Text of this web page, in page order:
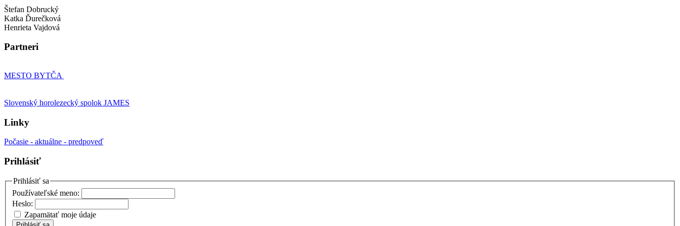
Štefan Dobrucký
Katka Ďurečková
Henrieta Vajdová
Partneri
MESTO BYTČA
Slovenský horolezecký spolok JAMES
Linky
Počasie - aktuálne - predpoveď
Prihlásiť
Prihlásiť sa
Používateľské meno:
Heslo:
Zapamätať moje údaje